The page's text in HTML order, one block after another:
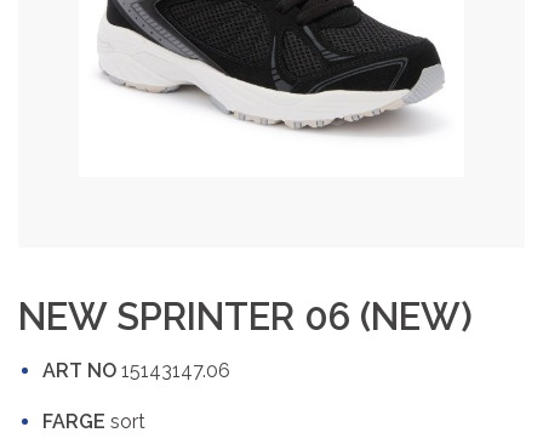
NEW SPRINTER 06 (NEW)
ART NO 15143147.06
FARGE sort